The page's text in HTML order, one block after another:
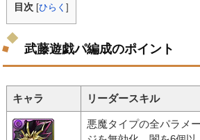
目次 [ひらく]
武藤遊戯パ編成のポイント
キャラ リーダースキル
悪魔タイプの全パラメ